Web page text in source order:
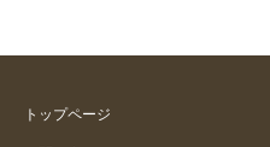
トップページ